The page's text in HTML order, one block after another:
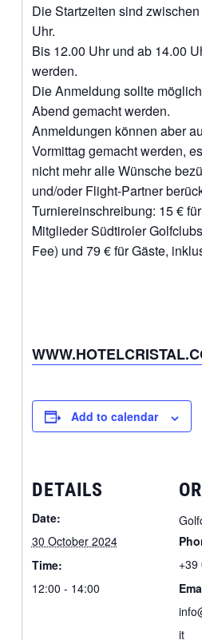
Die Startzeiten sind
Uhr.
Bis 12.00 Uhr und ab 14.00
werden.
Die Anmeldung sollte
Abend gemacht werden.
Anmeldungen können aber
Vormittag gemacht werden,
nicht mehr alle Wünsche
und/oder Flight-Partner
Turniereinschreibung: 15 €
Mitglieder Südtiroler
Fee) und 79 € für Gäste,
Add to calendar
DETAILS
Date:
30 October 2024
Time:
12:00 - 14:00
+39
it